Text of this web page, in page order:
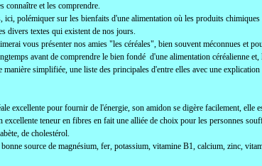
connaître et les comprendre.
ici, polémiquer sur les bienfaits d'une alimentation où les produits
divers textes qui existent de nos jours.
vous présenter nos amies "les céréales", bien souvent méconnues et
avant de comprendre le bien fondé d'une alimentation céréalienne et,
manière simplifiée, une liste des principales d'entre elles avec une
excellente pour fournir de l'énergie, son amidon se digère facilement,
excellente teneur en fibres en fait une alliée de choix pour les personnes
de cholestérol.
bonne source de magnésium, fer, potassium, vitamine B1, calcium, zinc,